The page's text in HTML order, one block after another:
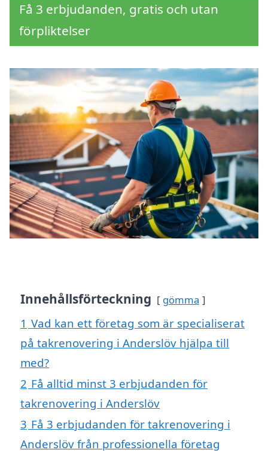
Få 3 erbjudanden, gratis och utan
förpliktelser
Innehållsförteckning gömma
1 Vad kan ett företag som är specialiserat
på takrenovering i Anderslöv hjälpa till
med?
2 Få alltid minst 3 erbjudanden för
takrenovering i Anderslöv
3 Få 3 erbjudanden för takrenovering i
Anderslöv från professionella företag